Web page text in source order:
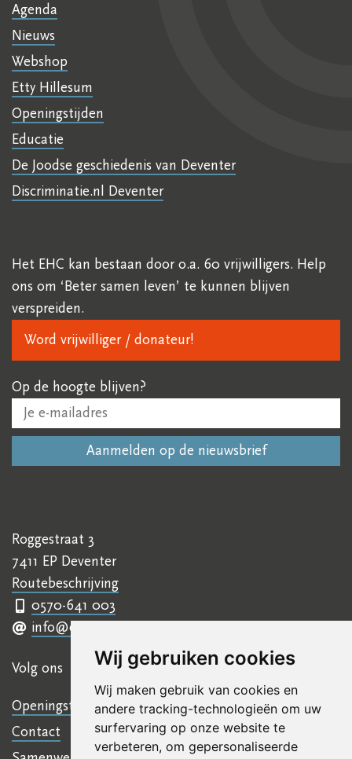
Wij gebruiken cookies
Wij maken gebruik van cookies en
andere tracking-technologieën om uw
surfervaring op onze website te
verbeteren, om gepersonaliseerde
Agenda
Nieuws
Webshop
Etty Hillesum
Openingstijden
Educatie
De Joodse geschiedenis van Deventer
Discriminatie.nl Deventer
Het EHC kan bestaan door o.a. 60 vrijwilligers. Help
ons om ‘Beter samen leven’ te kunnen blijven
verspreiden.
Word vrijwilliger / donateur!
Op de hoogte blijven?
Roggestraat 3
7411 EP Deventer
Routebeschrijving
0570-641 003
info@ettyhillesumcentrum.nl
Volg ons
Openingstijden
Contact